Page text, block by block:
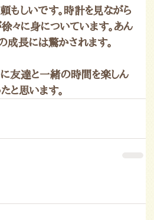
もしいです。時計を見ながら
々に身についています。あん
成長には驚かされます。
友達と一緒の時間を楽しん
と思います。